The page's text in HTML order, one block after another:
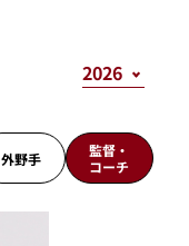
外野手
監督・
コーチ